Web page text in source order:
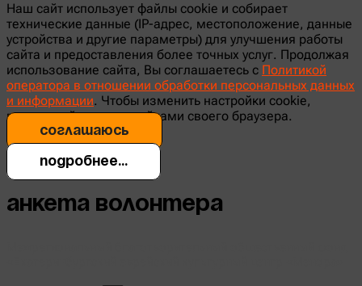
Наш сайт использует файлы cookie и собирает
технические данные (IP-адрес, местоположение, данные
устройства и другие параметры) для улучшения работы
сайта и предоставления более точных услуг. Продолжая
использование сайта, Вы соглашаетесь с Политикой
оператора в отношении обработки персональных данных
и информации. Чтобы изменить настройки cookie,
воспользуйтесь настройками своего браузера.
соглашаюсь
Подробнее...
Анкета волонтера